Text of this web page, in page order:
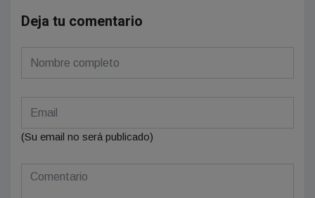
Deja tu comentario
(Su email no será publicado)